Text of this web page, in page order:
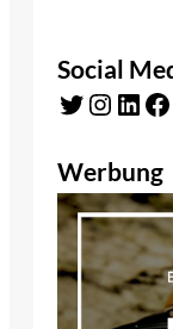
Social
Twitter Instagram LinkedIn Facebook
Werbung